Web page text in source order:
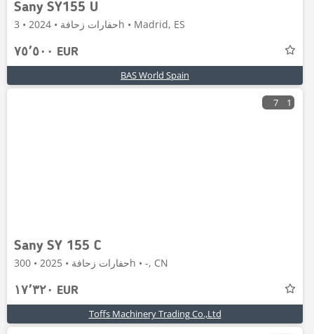
Sany SY155 U
حفارات زحافة • 2024 • 3h • Madrid, ES
٧٥٬٥٠٠ EUR
BAS World Spain
7 1
Sany SY 155 C
حفارات زحافة • 2025 • 300h • -, CN
١٧٬٣٢٠ EUR
Toffs Machinery Trading Co.,Ltd